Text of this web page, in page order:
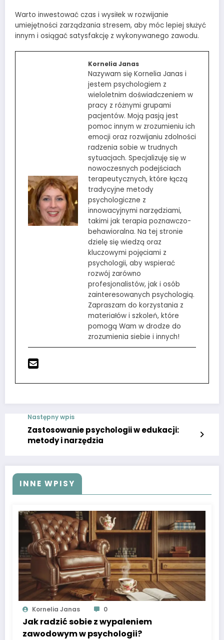
Warto inwestować czas i wysiłek w rozwijanie
umiejętności zarządzania stresem, aby móc lepiej służyć
innym i osiągać satysfakcję z wykonywanego zawodu.
Kornelia Janas
Nazywam się Kornelia Janas i
jestem psychologiem z
wieloletnim doświadczeniem w
pracy z różnymi grupami
pacjentów. Moją pasją jest
pomoc innym w zrozumieniu ich
emocji oraz rozwijaniu zdolności
radzenia sobie w trudnych
sytuacjach. Specjalizuję się w
nowoczesnych podejściach
terapeutycznych, które łączą
tradycyjne metody
psychologiczne z
innowacyjnymi narzędziami,
takimi jak terapia poznawczo-
behawioralna. Na tej stronie
dzielę się wiedzą oraz
kluczowymi pojęciami z
psychologii, aby wspierać
rozwój zarówno
profesjonalistów, jak i osób
zainteresowanych psychologią.
Zapraszam do korzystania z
materiałów i szkoleń, które
pomogą Wam w drodze do
zrozumienia siebie i innych!
Następny wpis
Zastosowanie psychologii w edukacji:
metody i narzędzia
INNE WPISY
Kornelia Janas 0
Jak radzić sobie z wypaleniem
zawodowym w psychologii?